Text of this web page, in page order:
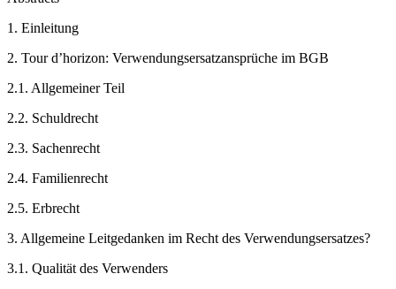
1. Einleitung
2. Tour d’horizon: Verwendungsersatzansprüche im BGB
2.1. Allgemeiner Teil
2.2. Schuldrecht
2.3. Sachenrecht
2.4. Familienrecht
2.5. Erbrecht
3. Allgemeine Leitgedanken im Recht des Verwendungsersatzes?
3.1. Qualität des Verwenders